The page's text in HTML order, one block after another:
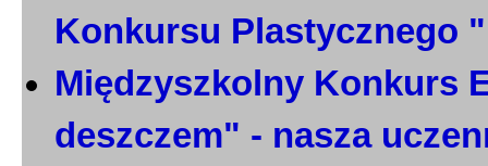
Konkursu Plastycznego
Międzyszkolny Konkurs
deszczem" - nasza